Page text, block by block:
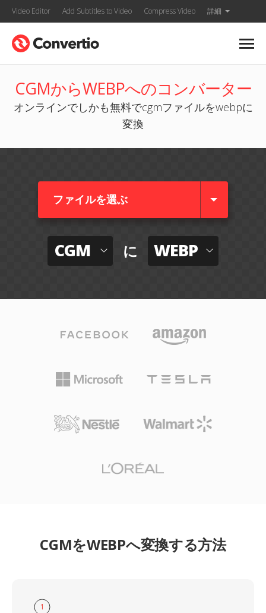
Video Editor Add Subtitles to Video Compress Video 詳細
CGMからWEBPへのコンバーター
オンラインでしかも無料でcgmファイルをwebpに
変換
ファイルを選ぶ
CGM に WEBP
CGMをWEBPへ変換する方法
1